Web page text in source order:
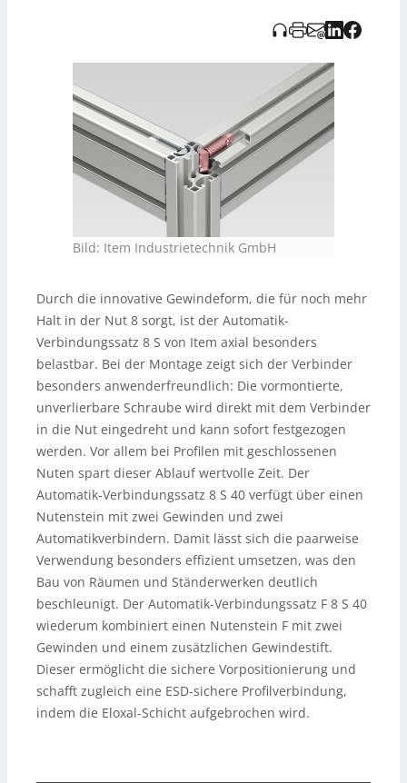
F8S40ergänzt einen Nutenstein F und einen
zusätzlichen Gewindestift für sichere Vorpositionierung
und eine ESD‑sichere Verbindung durch Aufbrechen der
Eloxalschicht. Abschließend wird erwähnt, dass die
Audioaufnahme KI‑generiert und vom Tedo Verlag
bereitgestellt wurde.
Bild: Item Industrietechnik GmbH
Durch die innovative Gewindeform, die für noch mehr
Halt in der Nut 8 sorgt, ist der Automatik-
Verbindungssatz 8 S von Item axial besonders
belastbar. Bei der Montage zeigt sich der Verbinder
besonders anwenderfreundlich: Die vormontierte,
unverlierbare Schraube wird direkt mit dem Verbinder
in die Nut eingedreht und kann sofort festgezogen
werden. Vor allem bei Profilen mit geschlossenen
Nuten spart dieser Ablauf wertvolle Zeit. Der
Automatik-Verbindungssatz 8 S 40 verfügt über einen
Nutenstein mit zwei Gewinden und zwei
Automatikverbindern. Damit lässt sich die paarweise
Verwendung besonders effizient umsetzen, was den
Bau von Räumen und Ständerwerken deutlich
beschleunigt. Der Automatik-Verbindungssatz F 8 S 40
wiederum kombiniert einen Nutenstein F mit zwei
Gewinden und einem zusätzlichen Gewindestift.
Dieser ermöglicht die sichere Vorpositionierung und
schafft zugleich eine ESD-sichere Profilverbindung,
indem die Eloxal-Schicht aufgebrochen wird.